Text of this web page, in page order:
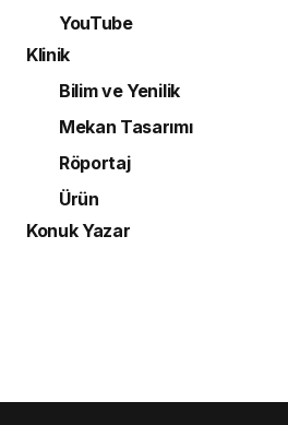
YouTube
Klinik
Bilim ve Yenilik
Mekan Tasarımı
Röportaj
Ürün
Konuk Yazar